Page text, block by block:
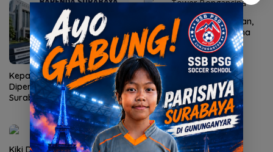
Kepatuhan AG Ny Suharti
Diperiksa Otoritas Pajak
Surabaya
Diduga Abai SOP Perizinan,
Proyek Tower Bongancina
Dihentikan!
Kiki Ditahan! Jaringan Mafia